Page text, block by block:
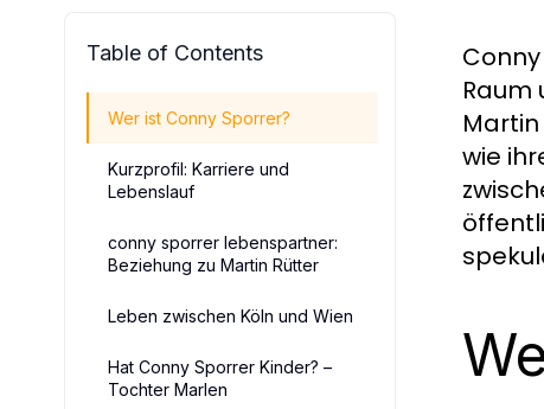
Table of Contents
Wer ist Conny Sporrer?
Kurzprofil: Karriere und
Lebenslauf
conny sporrer lebenspartner:
Beziehung zu Martin Rütter
Leben zwischen Köln und Wien
Hat Conny Sporrer Kinder? –
Tochter Marlen
Raum
wie